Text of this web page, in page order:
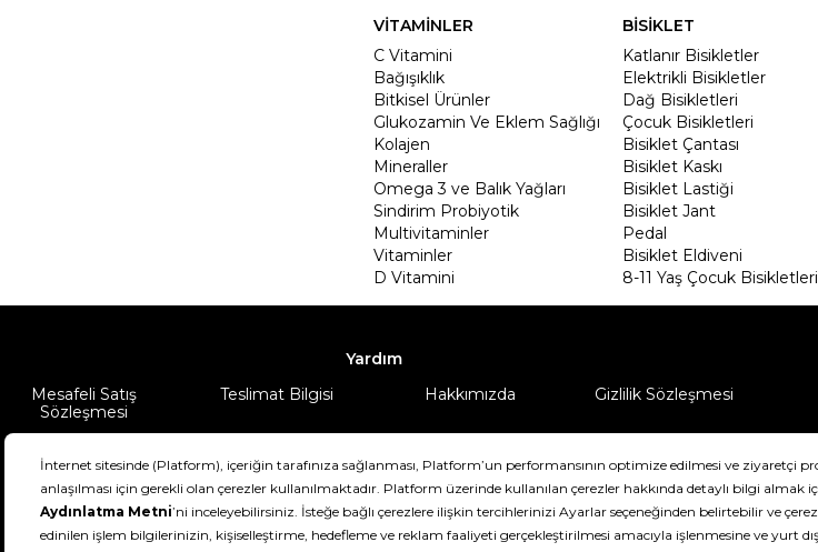
VİTAMİNLER
C Vitamini
Bağışıklık
Bitkisel Ürünler
Glukozamin Ve Eklem Sağlığı
Kolajen
Mineraller
Omega 3 ve Balık Yağları
Sindirim Probiyotik
Multivitaminler
Vitaminler
D Vitamini
BİSİKLET
Katlanır Bisikletler
Elektrikli Bisikletler
Dağ Bisikletleri
Çocuk Bisikletleri
Bisiklet Çantası
Bisiklet Kaskı
Bisiklet Lastiği
Bisiklet Jant
Pedal
Bisiklet Eldiveni
8-11 Yaş Çocuk Bisikletleri
Yardım
Mesafeli Satış
Sözleşmesi
Teslimat Bilgisi Hakkımızda Gizlilik Sözleşmesi